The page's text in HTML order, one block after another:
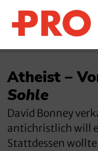
Atheist –
Sohle
David Bonney
antichristlich will
Stattdessen